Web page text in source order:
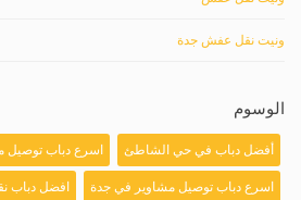
ونيت نقل عفش جدة
الوسوم
أفضل دباب في حي الشاطئ اسرع دباب توصيل
اسرع دباب توصيل مشاوير في جدة افضل دباب